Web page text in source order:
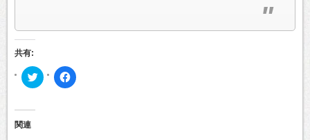
共有:
ク
リ
Facebook
で
関連